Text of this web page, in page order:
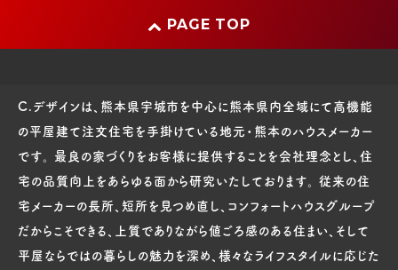
PAGE TOP
C.デザインは、熊本県宇城市を中心に熊本県内全域にて高機能
の平屋建て注文住宅を手掛けている地元・熊本のハウスメーカー
です。 最良の家づくりをお客様に提供することを会社理念とし、住
宅の品質向上をあらゆる面から研究いたしております。 従来の住
宅メーカーの長所、短所を見つめ直し、コンフォートハウスグループ
だからこそできる、上質でありながら値ごろ感のある住まい、そして
平屋ならではの暮らしの魅力を深め、様々なライフスタイルに応じた